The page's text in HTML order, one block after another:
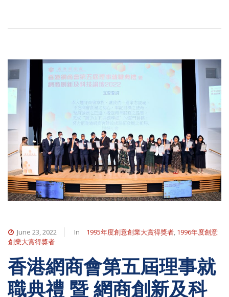
June 23, 2022 In 1995年度創意創業大賞得獎者, 1996年度創意
創業大賞得獎者
香港網商會第五屆理事就
職典禮 暨 網商創新及科